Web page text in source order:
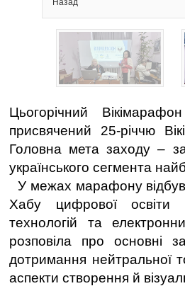
Назад
Цьогорічний
присвячений 25-річчю
Головна мета заходу –
українського сегмента
У межах марафону
Хабу цифрової освіти
технологій та
розповіла про основні
дотримання нейтральної
аспекти створення й